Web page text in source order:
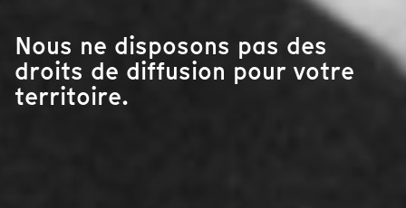
Nous ne disposons pas des
droits de diffusion pour votre
territoire.